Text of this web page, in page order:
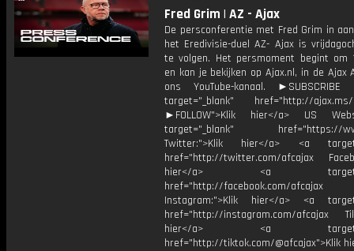
Fred Grim | AZ - Ajax
De persconferentie met Fred Grim in
het Eredivisie-duel AZ- Ajax is
te volgen. Het persmoment begint om
en kan je bekijken op Ajax.nl, in de Ajax
ons YouTube-kanaal. ►SUBSCRIBE
target="_blank" href="http://ajax.ms/
►FOLLOW">Klik hier</a> US
target="_blank" href="https://
Twitter:">Klik hier</a> <a
href="http://twitter.com/afcajax
hier</a> <a
href="http://facebook.com/afcajax
Instagram:">Klik hier</a> <a
href="http://instagram.com/afcajax
hier</a> <a
href="http://tiktok.com/@afcajax">Klik